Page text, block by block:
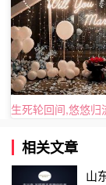
生死轮回间,悠悠
相关文章
山